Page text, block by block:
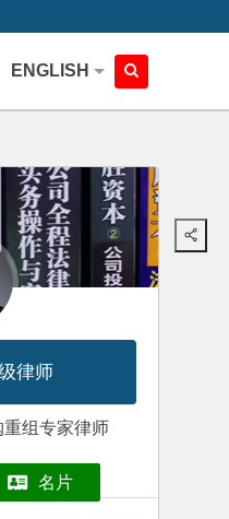
ENGLISH
律师
组专家律师
名片